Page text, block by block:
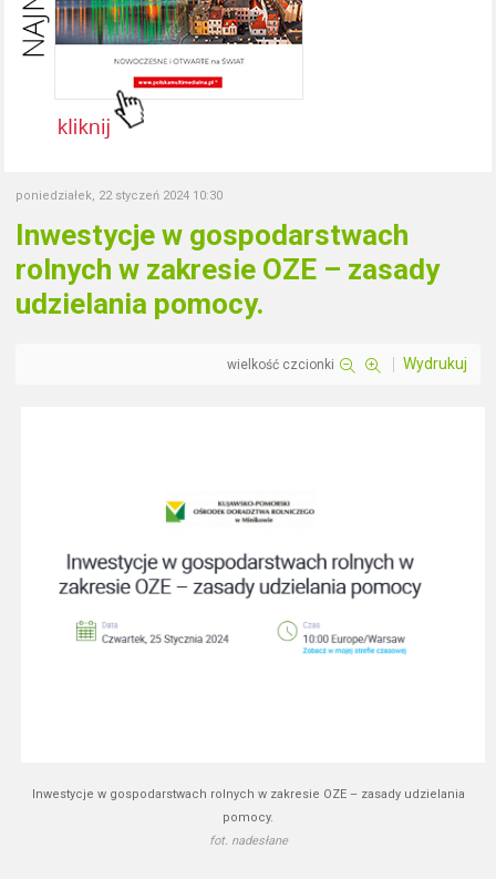
poniedziałek, 22 styczeń 2024 10:30
Inwestycje w gospodarstwach
rolnych w zakresie OZE – zasady
udzielania pomocy.
wielkość czcionki Wydrukuj
Inwestycje w gospodarstwach rolnych w zakresie OZE – zasady udzielania
pomocy.
fot. nadesłane